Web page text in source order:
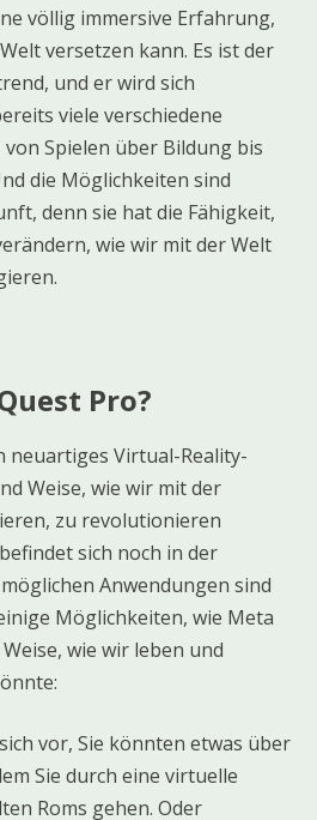
völlig immersive Erfahrung,
versetzen kann. Es ist der
und er wird sich
viele verschiedene
Spielen über Bildung bis
die Möglichkeiten sind
denn sie hat die Fähigkeit,
wie wir mit der Welt
Pro?
neuartiges Virtual-Reality-
Weise, wie wir mit der
zu revolutionieren
sich noch in der
Anwendungen sind
Möglichkeiten, wie Meta
wie wir leben und
vor, Sie könnten etwas über
Sie durch eine virtuelle
Roms gehen. Oder